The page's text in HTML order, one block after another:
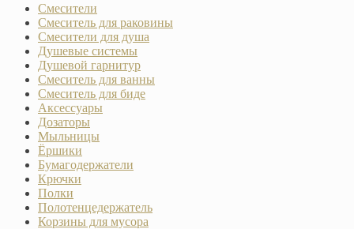
Смесители
Смеситель для раковины
Смесители для душа
Душевые системы
Душевой гарнитур
Смеситель для ванны
Смеситель для биде
Аксессуары
Дозаторы
Мыльницы
Ёршики
Бумагодержатели
Крючки
Полки
Полотенцедержатель
Корзины для мусора